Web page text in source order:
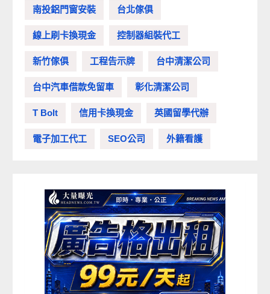
南投鋁門窗安裝 台北傢俱
線上刷卡換現金 控制器組裝代工
新竹傢俱 工程告示牌 台中清潔公司
台中汽車借款免留車 彰化清潔公司
T Bolt 信用卡換現金 英國留學代辦
電子加工代工 SEO公司 外籍看護